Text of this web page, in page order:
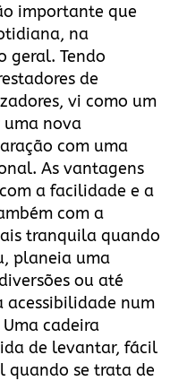
importante que
na
geral. Tendo
de
vi como um
uma nova
com uma
As vantagens
a facilidade e a
com a
tranquila quando
planeia uma
ou até
acessibilidade num
cadeira
de levantar, fácil
quando se trata de